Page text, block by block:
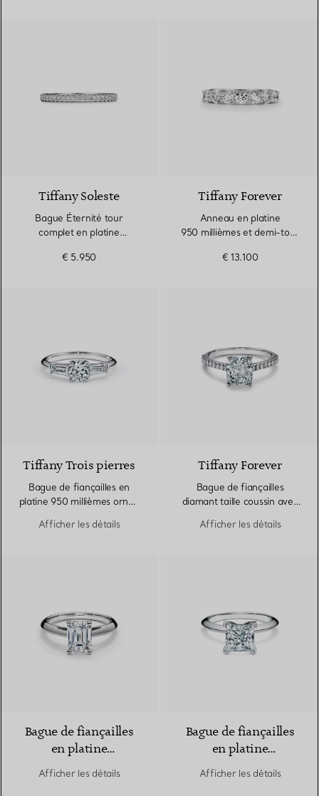
Tiffany Soleste
Bague Éternité tour
complet en platine
Largeur
€ 5.950
Tiffany Forever
Anneau en platine
950 millièmes et demi-tour
€ 13.100
Tiffany Trois pierres
Bague de fiançailles en
platine 950 millièmes ornée
baguette
Afficher les détails
Tiffany Forever
Bague de fiançailles
diamant taille coussin avec
950 millièmes pavé de
Afficher les détails
Bague de fiançailles
en platine
950 millièmes ornée
Afficher les détails
Bague de fiançailles
en platine
950 millièmes ornée
Afficher les détails